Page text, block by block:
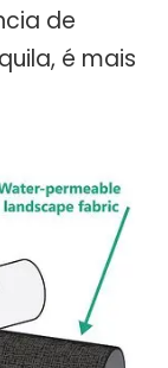
de
é mais